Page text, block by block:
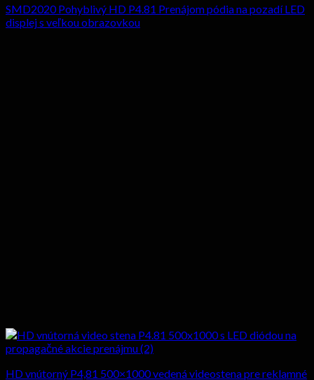
SMD2020 Pohyblivý HD P4.81 Prenájom pódia na pozadí LED
displej s veľkou obrazovkou
HD vnútorný P4,81 500×1000 vedená videostena pre reklamné